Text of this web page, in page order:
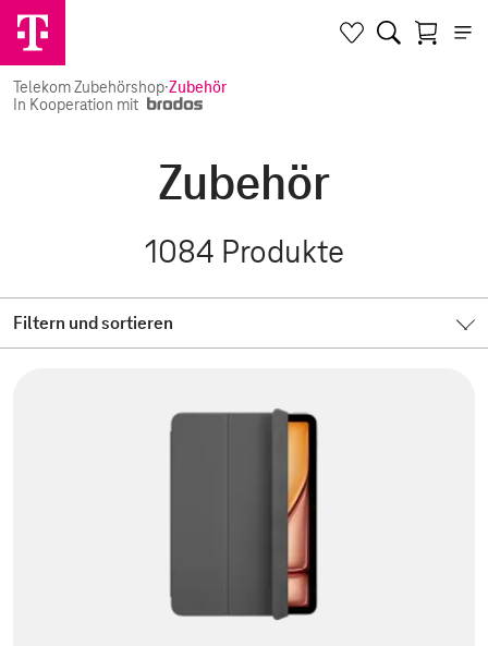
Telekom Zubehörshop·Zubehör
In Kooperation mit
Zubehör
1084 Produkte
Filtern und sortieren